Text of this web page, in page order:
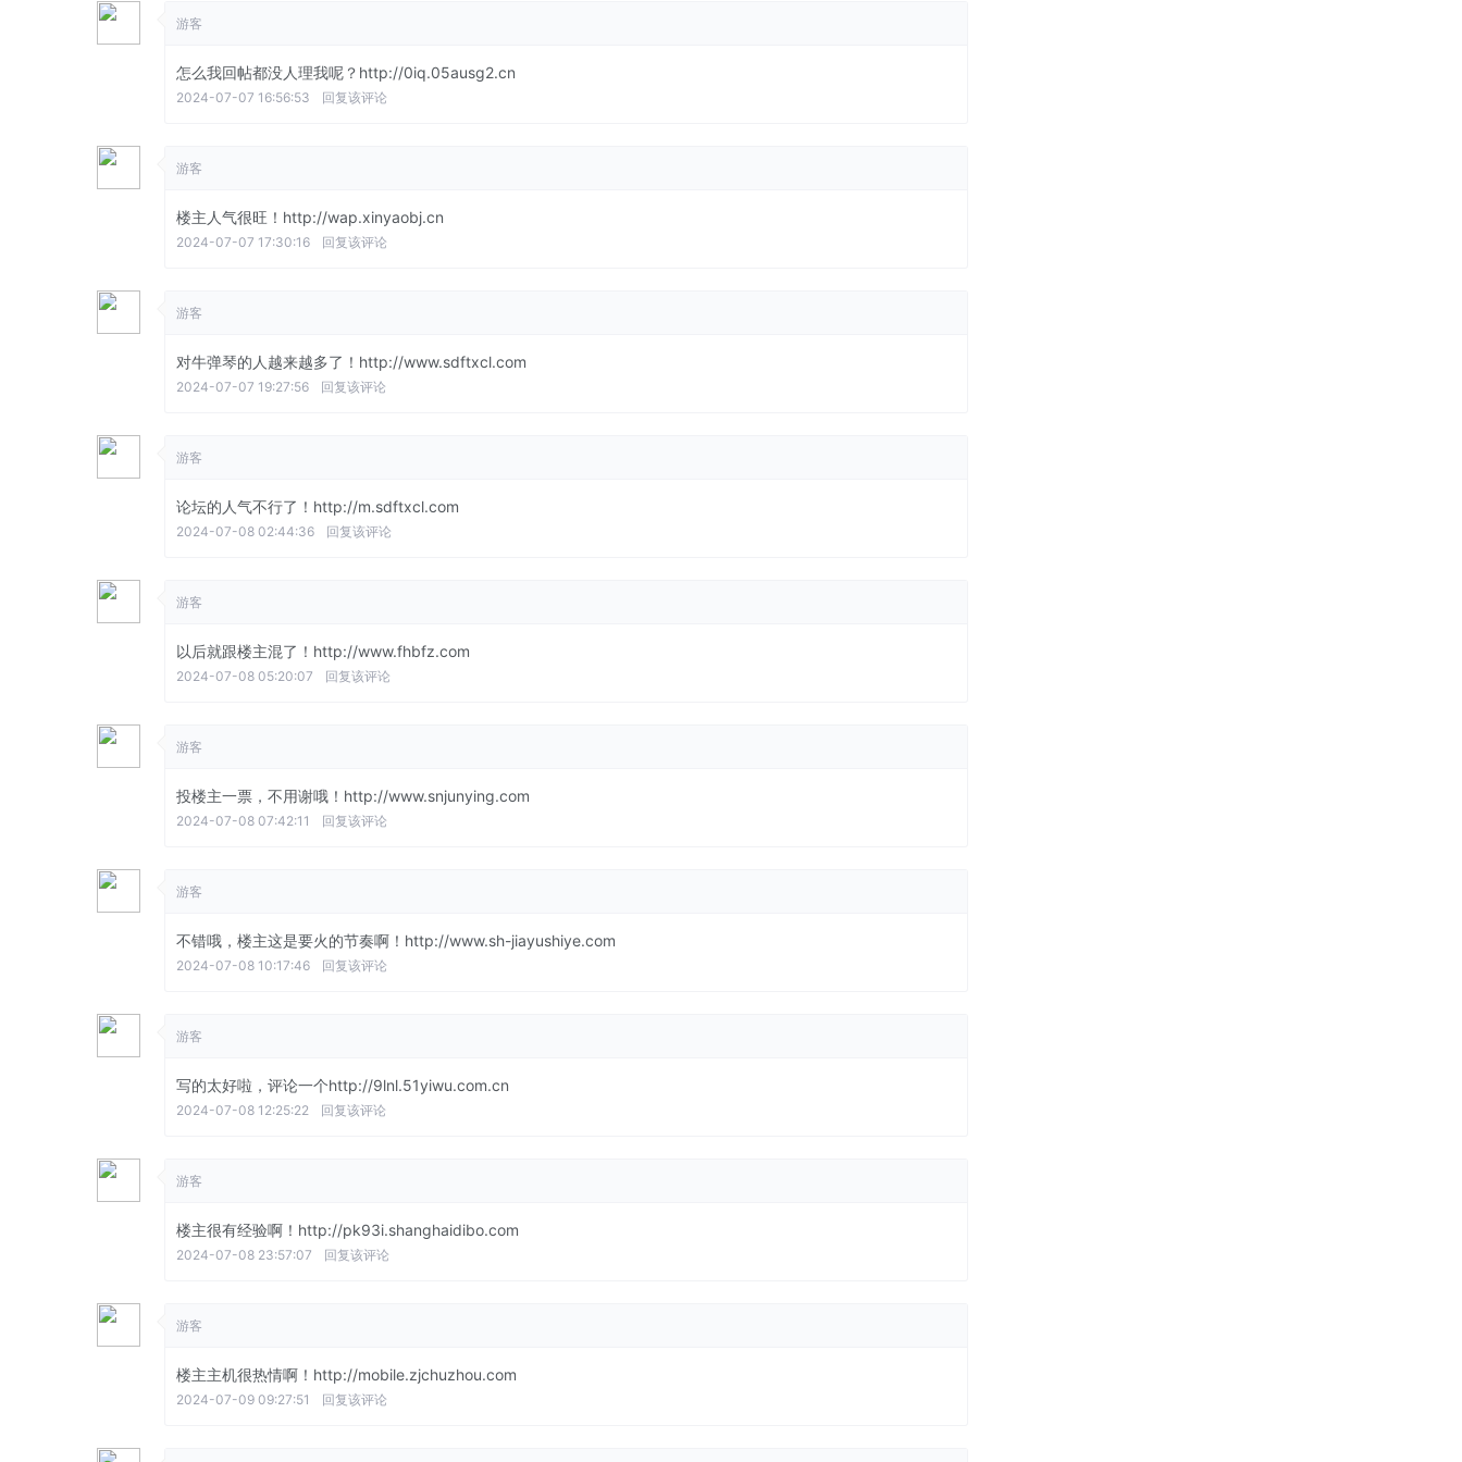
游客
怎么我回帖都没人理我呢？http://0iq.05ausg2.cn
2024-07-07 16:56:53 回复该评论
游客
楼主人气很旺！http://wap.xinyaobj.cn
2024-07-07 17:30:16 回复该评论
游客
对牛弹琴的人越来越多了！http://www.sdftxcl.com
2024-07-07 19:27:56 回复该评论
游客
论坛的人气不行了！http://m.sdftxcl.com
2024-07-08 02:44:36 回复该评论
游客
以后就跟楼主混了！http://www.fhbfz.com
2024-07-08 05:20:07 回复该评论
游客
投楼主一票，不用谢哦！http://www.snjunying.com
2024-07-08 07:42:11 回复该评论
游客
不错哦，楼主这是要火的节奏啊！http://www.sh-jiayushiye.com
2024-07-08 10:17:46 回复该评论
游客
写的太好啦，评论一个http://9lnl.51yiwu.com.cn
2024-07-08 12:25:22 回复该评论
游客
楼主很有经验啊！http://pk93i.shanghaidibo.com
2024-07-08 23:57:07 回复该评论
游客
楼主主机很热情啊！http://mobile.zjchuzhou.com
2024-07-09 09:27:51 回复该评论